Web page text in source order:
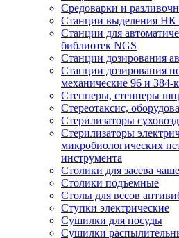
Средоварки и
Станции выделения НК
Станции для
библиотек NGS
Станции дозирования
Станции дозирования
механические 96 и 384-
Степперы, степперы
Стереотаксис,
Стерилизаторы
Стерилизаторы
микробиологических
инструмента
Столики для засева
Столики подъемные
Столы для весов
Ступки электрические
Сушилки для посуды
Сушилки